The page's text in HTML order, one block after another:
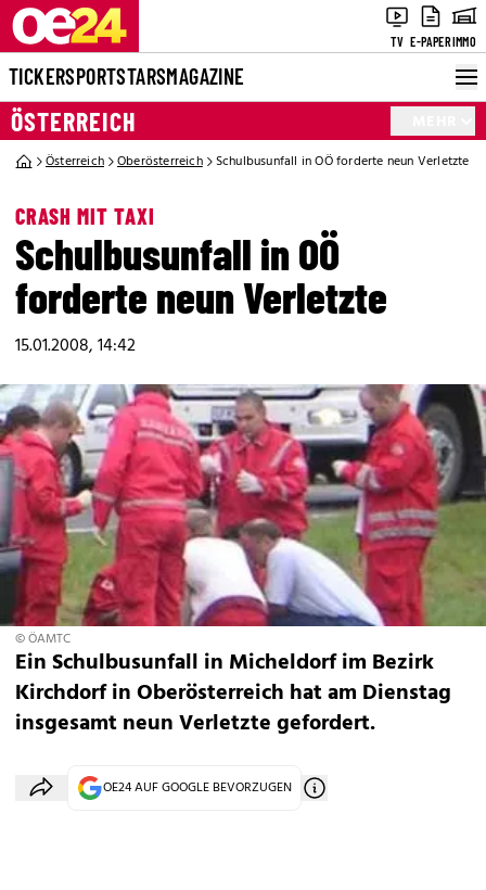
TV E-PAPERIMMO
TICKERSPORTSTARSMAGAZINE
ÖSTERREICH
Österreich Oberösterreich Schulbusunfall in OÖ forderte neun Verletzte
CRASH MIT TAXI
Schulbusunfall in OÖ
forderte neun Verletzte
15.01.2008, 14:42
© ÖAMTC
Ein Schulbusunfall in Micheldorf im Bezirk
Kirchdorf in Oberösterreich hat am Dienstag
insgesamt neun Verletzte gefordert.
OE24 AUF GOOGLE BEVORZUGEN